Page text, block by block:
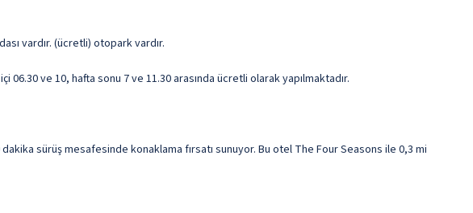
vardır. (ücretli) otopark vardır.
ve 10, hafta sonu 7 ve 11.30 arasında ücretli olarak yapılmaktadır.
sürüş mesafesinde konaklama fırsatı sunuyor. Bu otel The Four Seasons ile 0,3 mi